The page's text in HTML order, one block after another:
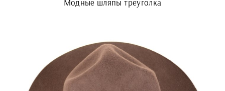
Модные шляпы треуголка